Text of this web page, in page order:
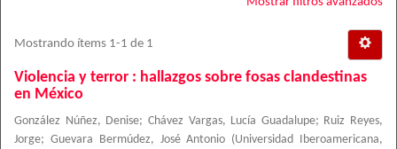
Mostrando ítems 1-1 de 1
Violencia y terror : hallazgos sobre fosas clandestinas
en México
González Núñez, Denise; Chávez Vargas, Lucía Guadalupe;
Ruiz Reyes,
Jorge; Guevara Bermúdez, José Antonio (Universidad Iberoamericana,